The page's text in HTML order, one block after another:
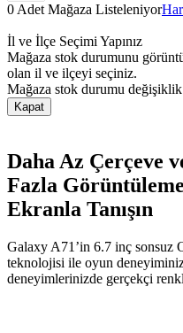
0 Adet Mağaza Listeleniyor
İl ve İlçe Seçimi Yapınız
Mağaza stok durumunu
olan il ve ilçeyi seçiniz.
Mağaza stok durumu
Kapat
Daha Az Çerçeve
Fazla
Ekranla Tanışın
Galaxy A71’in 6.7 inç sonsuz
teknolojisi ile oyun
deneyimlerinizde gerçekçi